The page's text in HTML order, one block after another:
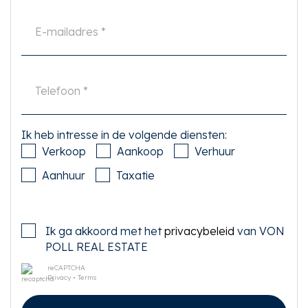
Ik heb intresse in de volgende diensten:
Verkoop
Aankoop
Verhuur
Aanhuur
Taxatie
Ik ga akkoord met hetprivacybeleid van VON
POLL REAL ESTATE
reCAPTCHA
Privacy • Terms